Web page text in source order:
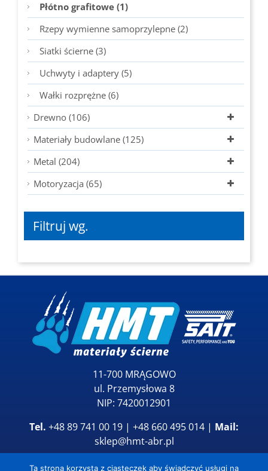
Płótno grafitowe (1)
Rzepy wymienne samoprzylepne (2)
Siatki ścierne (3)
Uchwyty i adaptery (5)
Wałki rozprężne (6)
Drewno (106)
Materiały budowlane (125)
Metal (204)
Motoryzacja (65)
Filtruj wg.
11-700 MRĄGOWO
ul. Przemysłowa 8
NIP: 7420012901
Tel. +48 89 741 00 19 | +48 660 495 014 | Mail:
sklep@hmt-abr.pl
Ta strona korzysta z ciasteczek aby świadczyć usługi na